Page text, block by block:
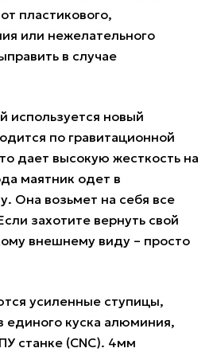
пластикового,
или нежелательного
в случае
используется новый
по гравитационной
дает высокую жесткость на
маятник одет в
Она возьмет на себя все
захотите вернуть свой
внешнему виду – просто
усиленные ступицы,
единого куска алюминия,
станке (CNC). 4мм